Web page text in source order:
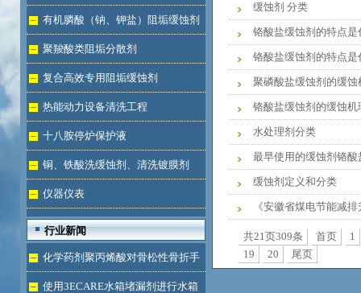
有机膦酸（钠、钾盐）阻垢缓蚀剂
液体聚羧酸类阻垢分散剂
复合高效专用阻垢缓蚀剂
热能动力设备清洗工程
十八胺停炉保护液
铜、铁酸洗缓蚀剂、清洗镀膜剂
仪器仪表
行业新闻
化学药剂聚丙烯酸对骨松性骨折手
术成功的用途
使用3ECARE水箱堵漏剂进行水箱
缓蚀剂 分类
铬酸盐缓蚀剂的特点是
铬酸盐缓蚀剂的特点是
聚磷酸盐缓蚀剂的缓蚀
铬酸盐缓蚀剂的缓蚀机
水处理剂分类
最早使用的缓蚀剂铬酸
缓蚀剂定义和分类
《安徽省煤电节能减
共21页309条 首页
1
19
20 尾页